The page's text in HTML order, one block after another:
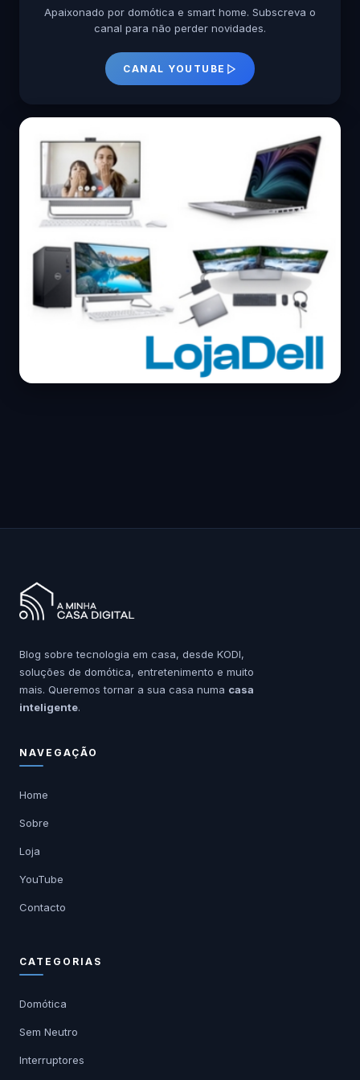
Apaixonado por domótica e smart home. Subscreva o
canal para não perder novidades.
CANAL YOUTUBE
Blog sobre tecnologia em casa, desde KODI,
soluções de domótica, entretenimento e muito
mais. Queremos tornar a sua casa numa casa
inteligente.
NAVEGAÇÃO
Home
Sobre
Loja
YouTube
Contacto
CATEGORIAS
Domótica
Sem Neutro
Interruptores